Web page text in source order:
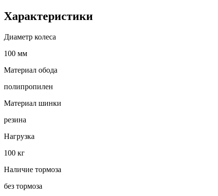
Характеристики
Диаметр колеса
100 мм
Материал обода
полипропилен
Материал шинки
резина
Нагрузка
100 кг
Наличие тормоза
без тормоза